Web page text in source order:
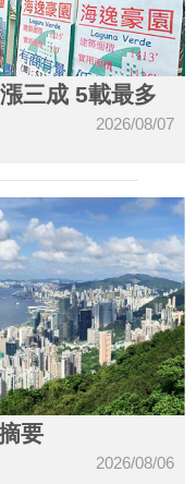
三成 5載最多
2026/08/07
要
2026/08/06